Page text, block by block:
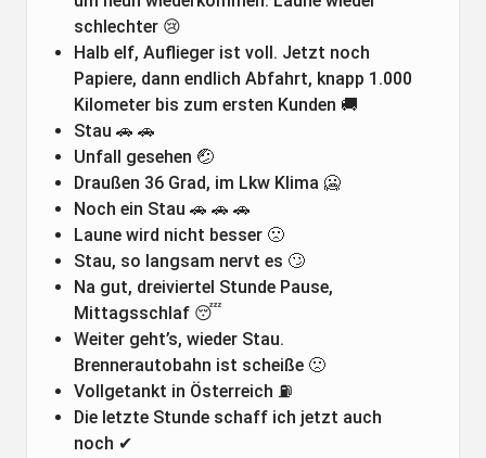
schlechter 😢
Halb elf, Auflieger ist voll. Jetzt noch
Papiere, dann endlich Abfahrt, knapp 1.000
Kilometer bis zum ersten Kunden 🚚
Stau 🚗 🚗
Unfall gesehen 🤕
Draußen 36 Grad, im Lkw Klima 🥶
Noch ein Stau 🚗 🚗 🚗
Laune wird nicht besser 🙁
Stau, so langsam nervt es 🙄
Na gut, dreiviertel Stunde Pause,
Mittagsschlaf 😴
Weiter geht’s, wieder Stau.
Brennerautobahn ist scheiße 🙁
Vollgetankt in Österreich ⛽
Die letzte Stunde schaff ich jetzt auch
noch ✔